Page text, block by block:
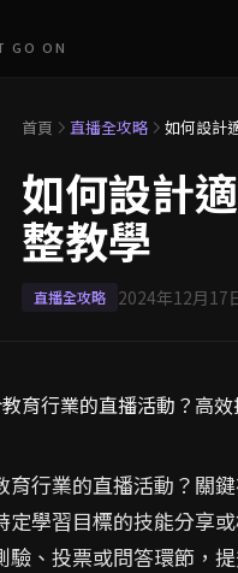
GO ON
首頁 直播全攻略 如何設計
如何設計
整教學
直播全攻略 2024年12月17
育行業的直播活動？關
定學習目標的技能分享
驗、投票或問答環節，